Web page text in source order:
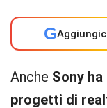
G
Anche Sony
progetti di